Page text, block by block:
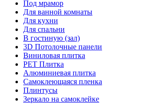
Под мрамор
Для ванной комнаты
Для кухни
Для спальни
В гостиную (зал)
3D Потолочные панели
Виниловая плитка
PET Плитка
Алюминиевая плитка
Самоклеющаяся пленка
Плинтусы
Зеркало на самоклейке